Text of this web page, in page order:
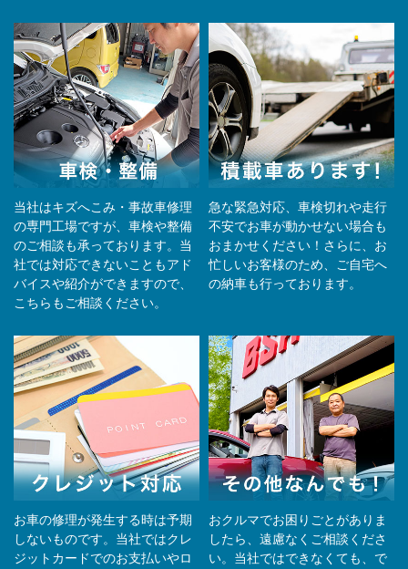
当社はキズへこみ・事故車修理
の専門工場ですが、車検や整備
のご相談も承っております。当
社では対応できないこともアド
バイスや紹介ができますので、
こちらもご相談ください。
急な緊急対応、車検切れや走行
不安でお車が動かせない場合も
おまかせください！さらに、お
忙しいお客様のため、ご自宅へ
の納⾞も⾏っております。
お車の修理が発生する時は予期
しないものです。当社ではクレ
ジットカードでのお支払いやロ
おクルマでお困りごとがありま
したら、遠慮なくご相談くださ
い。当社ではできなくても、で